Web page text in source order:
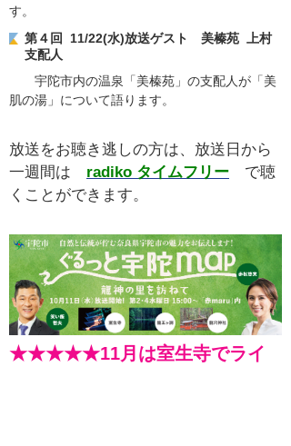
す。
第４回 11/22(水)放送ゲスト 美榛苑 上村
支配人
宇陀市内の温泉「美榛苑」の支配人が「美
肌の湯」について語ります。
放送をお聴き逃しの方は、放送日から
一週間は radiko タイムフリー で聴
くことができます。
★★★★★11月は室生寺でライ